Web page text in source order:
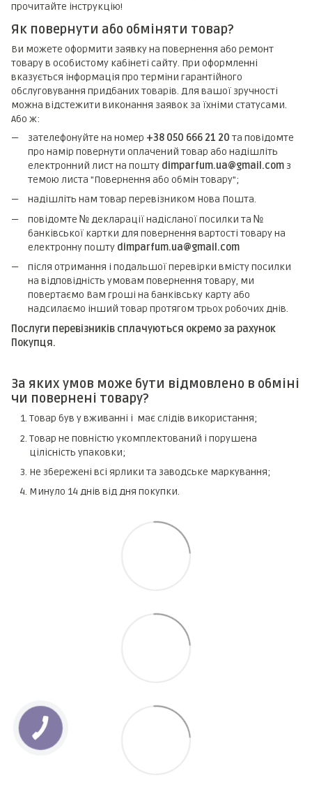
прочитайте інструкцію!
Як повернути або обміняти товар?
Ви можете оформити заявку на повернення або ремонт
товару в особистому кабінеті сайту. При оформленні
вказується інформація про терміни гарантійного
обслуговування придбаних товарів. Для вашої зручності
можна відстежити виконання заявок за їхніми статусами.
Або ж:
зателефонуйте на номер +38 050 666 21 20 та повідомте
про намір повернути оплачений товар або надішліть
електронний лист на пошту dimparfum.ua@gmail.com з
темою листа "Повернення або обмін товару";
надішліть нам товар перевізником Нова Пошта.
повідомте № декларації надісланої посилки та №
банківської картки для повернення вартості товару на
електронну пошту dimparfum.ua@gmail.com
після отримання і подальшої перевірки вмісту посилки
на відповідність умовам повернення товару, ми
повертаємо Вам гроші на банківську карту або
надсилаємо інший товар протягом трьох робочих днів.
Послуги перевізників сплачуються окремо за рахунок
Покупця.
За яких умов може бути відмовлено в обміні
чи повернені товару?
Товар був у вживанні і має слідів використання;
Товар не повністю укомплектований і порушена
цілісність упаковки;
Не збережені всі ярлики та заводське маркування;
Минуло 14 днів від дня покупки.